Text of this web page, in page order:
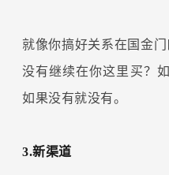
就像你搞好关系在国金
没有继续在你这里买？
如果没有就没有。
3.新渠道